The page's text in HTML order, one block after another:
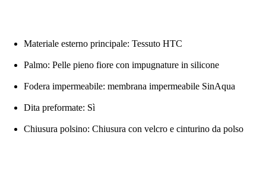
Materiale esterno principale: Tessuto HTC
Palmo: Pelle pieno fiore con impugnature in silicone
Fodera impermeabile: membrana impermeabile SinAqua
Dita preformate: Sì
Chiusura polsino: Chiusura con velcro e cinturino da polso